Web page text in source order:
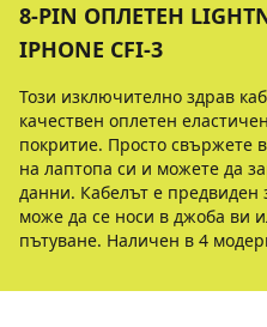
8-PIN ОПЛЕТЕН
IPHONE CFI-3
Този изключително здрав
качествен оплетен
покритие. Просто свържете
на лаптопа си и можете да
данни. Кабелът е предвиден
може да се носи в джоба ви
пътуване. Наличен в 4